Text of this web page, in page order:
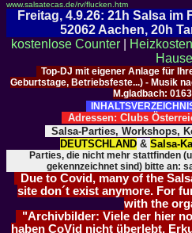
www.salsatecas.de/rv/flucken.htm
Freitag, 4.9.26: 21h Salsa im
52062 Aachen, 20h
kostenlose Counter|
Top-DJ mit eigener Anlage für
Geburtstage, Betriebsfeste...) - Musik
M.gladbach:
Adressen: Clubs
Salsa-Parties, Workshops,
DEUTSCHLAND & Salsa-
Parties, die nicht mehr stattfinden
gekennzeichnet sind) bitte an:
Due to Covid, many of the
site don´t exist anymore. For
with the
"Archivbilder: Viele der hier
haben CoVid nicht überlebt.